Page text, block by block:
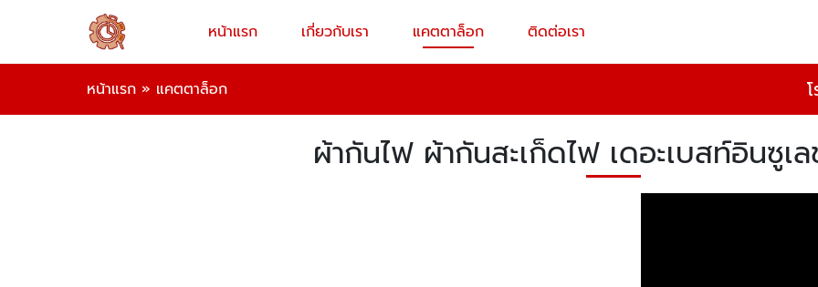
หน้าแรก เกี่ยวกับเรา แคตตาล็อก ติดต่อเรา
หน้าแรก » แคตตาล็อก
ผ้ากันไฟ ผ้ากันสะเก็ดไฟ เดอะเบสท์อินซูเ